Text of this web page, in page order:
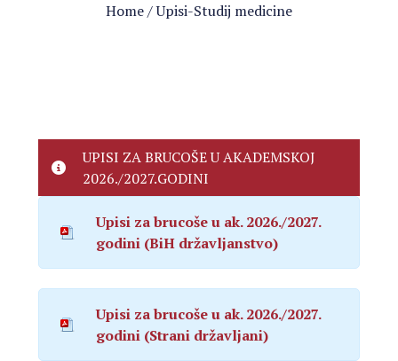
Home/Upisi-Studij medicine
UPISI ZA BRUCOŠE U AKADEMSKOJ
2026./2027.GODINI
Upisi za brucoše u ak. 2026./2027.
godini (BiH državljanstvo)
Upisi za brucoše u ak. 2026./2027.
godini (Strani državljani)